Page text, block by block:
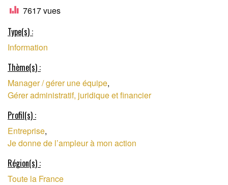
RESSOURCES POUR
ENTREPRISES
7617 vues
Type(s) :
Information
Thème(s) :
Manager / gérer une équipe,
Gérer administratif, juridique et financier
Profil(s) :
Entreprise,
Je donne de l’ampleur à mon action
Région(s) :
Toute la France